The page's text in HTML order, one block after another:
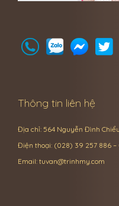
Thông tin liên hệ
Địa chỉ: 564 Nguyễn Đình
Điện thoại: (028) 39 257 886 –
Email: tuvan@trinhmy.com